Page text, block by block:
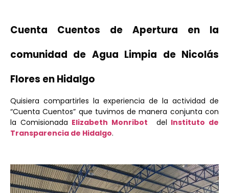
Cuenta Cuentos de Apertura en la
comunidad de Agua Limpia de Nicolás
Flores en Hidalgo
Quisiera compartirles la experiencia de la actividad de
“Cuenta Cuentos” que tuvimos de manera conjunta con
la Comisionada Elizabeth Monribot del Instituto de
Transparencia de Hidalgo.